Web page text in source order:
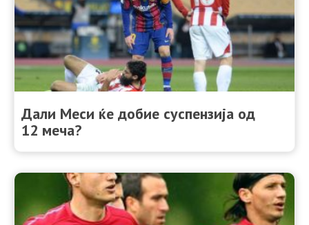
Дали Меси ќе добие суспензија од
12 меча?